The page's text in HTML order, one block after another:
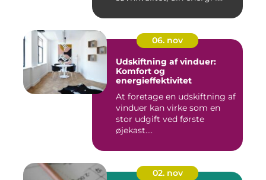
06. nov
Udskiftning af vinduer:
Komfort og
energieffektivitet
At foretage en udskiftning af
vinduer kan virke som en
stor udgift ved første
øjekast....
02. nov